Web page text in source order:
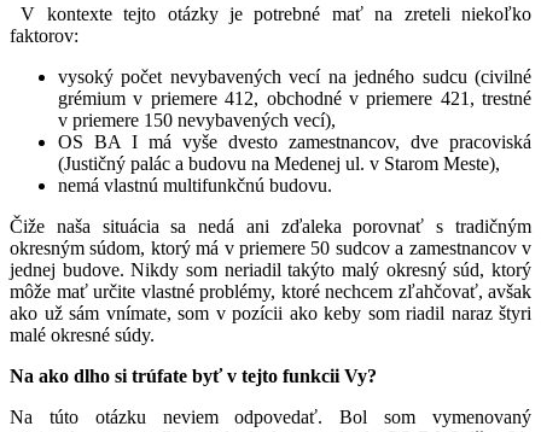
V kontexte tejto otázky je potrebné mať na zreteli niekoľko
faktorov:
vysoký počet nevybavených vecí na jedného sudcu (civilné
grémium v priemere 412, obchodné v priemere 421, trestné
v priemere 150 nevybavených vecí),
OS BA I má vyše dvesto zamestnancov, dve pracoviská
(Justičný palác a budovu na Medenej ul. v Starom Meste),
nemá vlastnú multifunkčnú budovu.
Čiže naša situácia sa nedá ani zďaleka porovnať s tradičným
okresným súdom, ktorý má v priemere 50 sudcov a zamestnancov v
jednej budove. Nikdy som neriadil takýto malý okresný súd, ktorý
môže mať určite vlastné problémy, ktoré nechcem zľahčovať, avšak
ako už sám vnímate, som v pozícii ako keby som riadil naraz štyri
malé okresné súdy.
Na ako dlho si trúfate byť v tejto funkcii Vy?
Na túto otázku neviem odpovedať. Bol som vymenovaný